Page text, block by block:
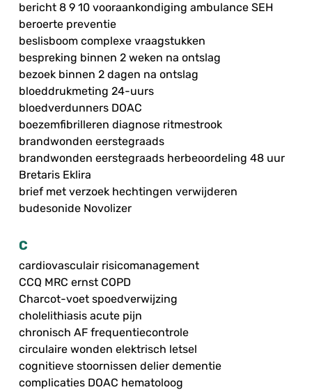
bericht 8 9 10 vooraankondiging ambulance SEH
beroerte preventie
beslisboom complexe vraagstukken
bespreking binnen 2 weken na ontslag
bezoek binnen 2 dagen na ontslag
bloeddrukmeting 24-uurs
bloedverdunners DOAC
boezemfibrilleren diagnose ritmestrook
brandwonden eerstegraads
brandwonden eerstegraads herbeoordeling 48 uur
Bretaris Eklira
brief met verzoek hechtingen verwijderen
budesonide Novolizer
C
cardiovasculair risicomanagement
CCQ MRC ernst COPD
Charcot-voet spoedverwijzing
cholelithiasis acute pijn
chronisch AF frequentiecontrole
circulaire wonden elektrisch letsel
cognitieve stoornissen delier dementie
complicaties DOAC hematoloog